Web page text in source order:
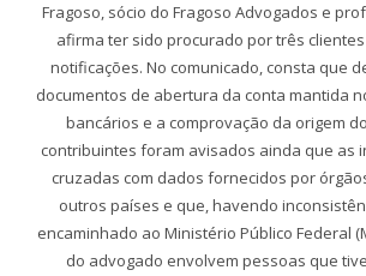
Fragoso, sócio do Fragoso Advogados e
afirma ter sido procurado por três
notificações. No comunicado, consta que
documentos de abertura da conta mantida
bancários e a comprovação da origem
contribuintes foram avisados ainda que as
cruzadas com dados fornecidos por
outros países e que, havendo
encaminhado ao Ministério Público Federal
do advogado envolvem pessoas que